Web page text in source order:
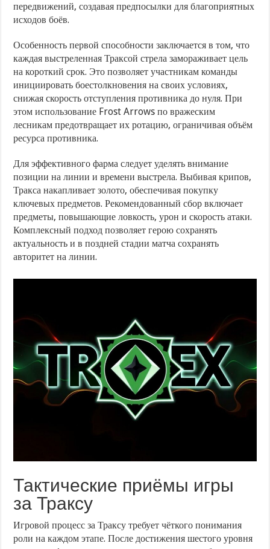
передвижений, создавая предпосылки для благоприятных
исходов боёв.
Особенность первой способности заключается в том, что
каждая выстреленная Траксой стрела замораживает цель
на короткий срок. Это позволяет участникам команды
инициировать боестолкновения на своих условиях,
снижая скорость отступления противника до нуля. При
этом использование Frost Arrows по вражеским
лесникам предотвращает их ротацию, ограничивая объём
ресурса противника.
Для эффективного фарма следует уделять внимание
позиции на линии и времени выстрела. Выбивая крипов,
Тракса накапливает золото, обеспечивая покупку
ключевых предметов. Рекомендованный сбор включает
предметы, повышающие ловкость, урон и скорость атаки.
Комплексный подход позволяет герою сохранять
актуальность и в поздней стадии матча сохранять
авторитет на линии.
Тактические приёмы игры
за Траксу
Игровой процесс за Траксу требует чёткого понимания
роли на каждом этапе. После достижения шестого уровня